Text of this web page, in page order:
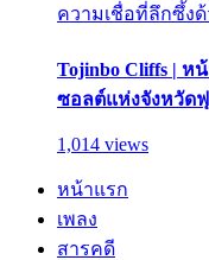
ความเชื่อที่ลึกซึ้งด้
Tojinbo Cliffs | ห
ซอลต์แห่งจังหวัด
1,014 views
หน้าแรก
เพลง
สารคดี